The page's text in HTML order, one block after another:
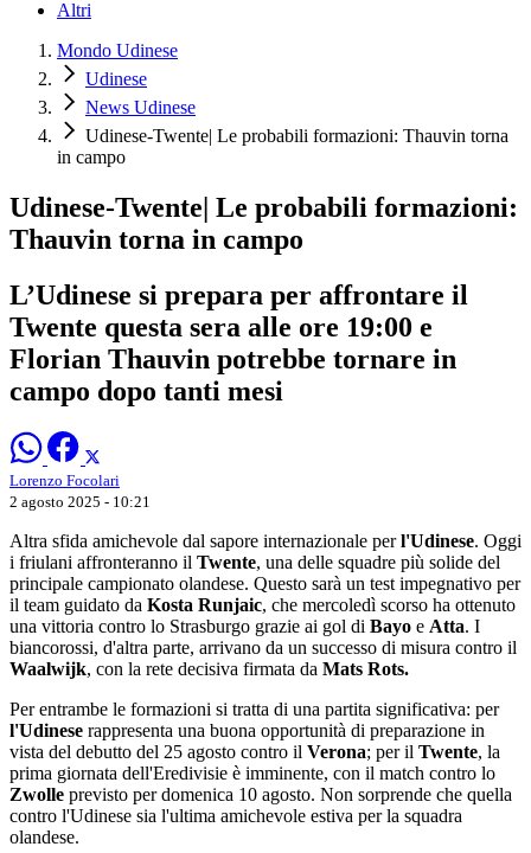
Altri
Mondo Udinese
Udinese
News Udinese
Udinese-Twente| Le probabili formazioni: Thauvin torna
in campo
Udinese-Twente| Le probabili formazioni:
Thauvin torna in campo
L’Udinese si prepara per affrontare il
Twente questa sera alle ore 19:00 e
Florian Thauvin potrebbe tornare in
campo dopo tanti mesi
Lorenzo Focolari
2 agosto 2025 - 10:21
Altra sfida amichevole dal sapore internazionale perl'Udinese. Oggi
i friulani affronteranno il Twente, una delle squadre più solide del
principale campionato olandese. Questo sarà un test impegnativo per
il team guidato da Kosta Runjaic, che mercoledì scorso ha ottenuto
una vittoria contro lo Strasburgo grazie ai gol di Bayo e Atta. I
biancorossi, d'altra parte, arrivano da un successo di misura contro il
Waalwijk, con la rete decisiva firmata da Mats Rots.
Per entrambe le formazioni si tratta di una partita significativa: per
l'Udinese rappresenta una buona opportunità di preparazione in
vista del debutto del 25 agosto contro il Verona; per il Twente, la
prima giornata dell'Eredivisie è imminente, con il match contro lo
Zwolle previsto per domenica 10 agosto. Non sorprende che quella
contro l'Udinese sia l'ultima amichevole estiva per la squadra
olandese.